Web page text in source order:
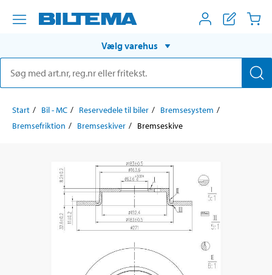
Vælg varehus
Start Bil - MC Reservedele til biler
Bremsesystem
Bremsefriktion
Bremseskiver Bremseskive